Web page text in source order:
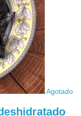
Agotado